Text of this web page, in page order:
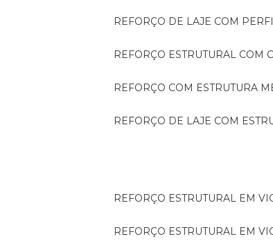
REFORÇO DE LAJE COM
REFORÇO ESTRUTURAL COM
REFORÇO COM ESTRUTURA
REFORÇO DE LAJE COM
REFORÇO ESTRUTURAL EM
REFORÇO ESTRUTURAL EM